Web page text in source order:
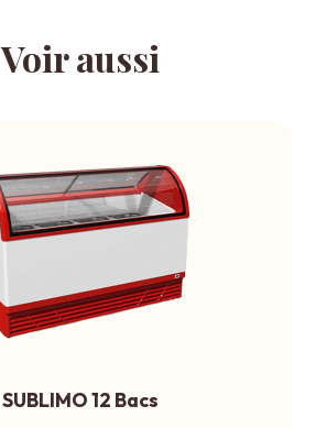
Voir aussi
SUBLIMO 12 Bacs